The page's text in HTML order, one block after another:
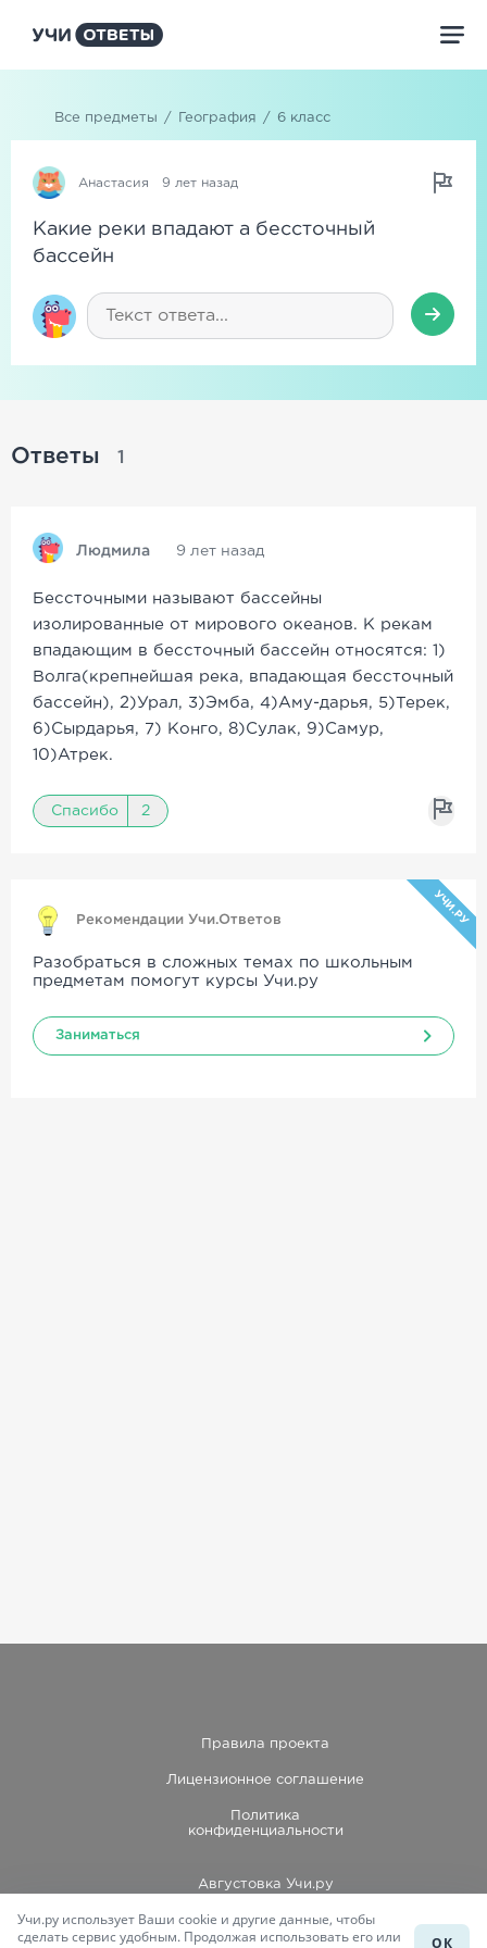
Все предметы / География / 6 класс
Анастасия 9 лет назад
Какие реки впадают а бессточный
бассейн
Ответы 1
Людмила 9 лет назад
Бессточными называют бассейны
изолированные от мирового океанов. К рекам
впадающим в бесcточный бассейн относятся: 1)
Волга(крепнейшая река, впадающая бессточный
бассейн), 2)Урал, 3)Эмба, 4)Аму-дарья, 5)Терек,
6)Сырдарья, 7) Конго, 8)Сулак, 9)Самур,
10)Атрек.
Спасибо 2
Рекомендации Учи.Ответов УЧИ.РУ
Разобраться в сложных темах по школьным
предметам помогут курсы Учи.ру
Заниматься
Правила проекта
Лицензионное соглашение
Политика
конфиденциальности
Августовка Учи.ру
Каталог школ
Учи.ру использует Ваши cookie и другие данные, чтобы
сделать сервис удобным. Продолжая использовать его или
ОК